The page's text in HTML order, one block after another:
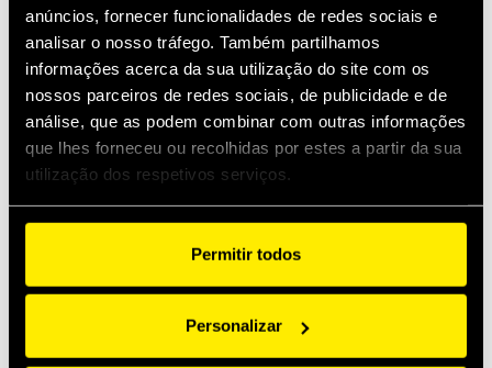
anúncios, fornecer funcionalidades de redes sociais e
analisar o nosso tráfego. Também partilhamos
informações acerca da sua utilização do site com os
nossos parceiros de redes sociais, de publicidade e de
análise, que as podem combinar com outras informações
que lhes forneceu ou recolhidas por estes a partir da sua
utilização dos respetivos serviços.
Permitir todos
Personalizar
VUC
Válvulas unidirecionais compactas